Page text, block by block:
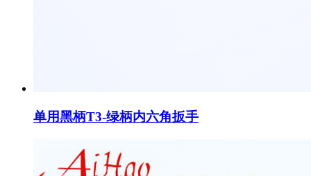
单用黑柄T3-绿柄内六角扳手